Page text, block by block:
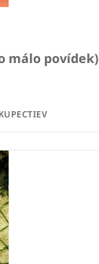
málo povídek)